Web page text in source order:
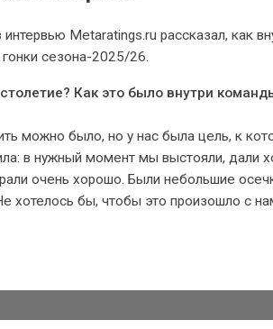
Metaratings.ru рассказал, как
сезона-2025/26.
Как это было внутри
можно было, но у нас была цель, к
в нужный момент мы выстояли, дали
очень хорошо. Были небольшие
хотелось бы, чтобы это произошло с